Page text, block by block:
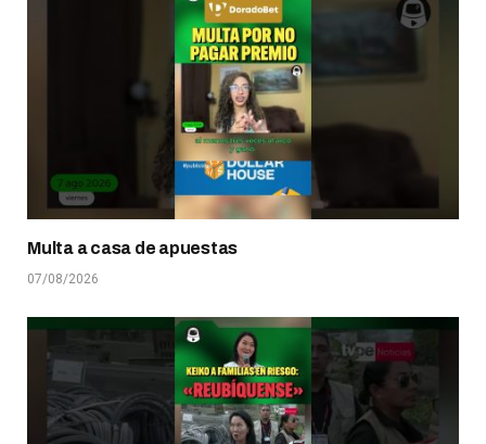
Multa a casa de apuestas
07/08/2026